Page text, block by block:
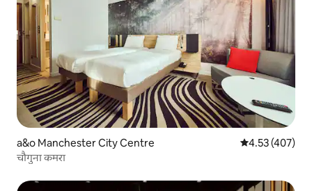
a&o Manchester City Centre औसत रेटिंग 5 में से
4.53 (407)
चौगुना कमरा